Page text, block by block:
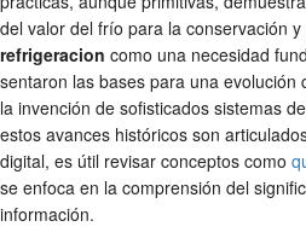
del valor del frío para la conservación
refrigeracion como una necesidad
sentaron las bases para una evolución
la invención de sofisticados sistemas
estos avances históricos son
digital, es útil revisar conceptos como
se enfoca en la comprensión del
información.